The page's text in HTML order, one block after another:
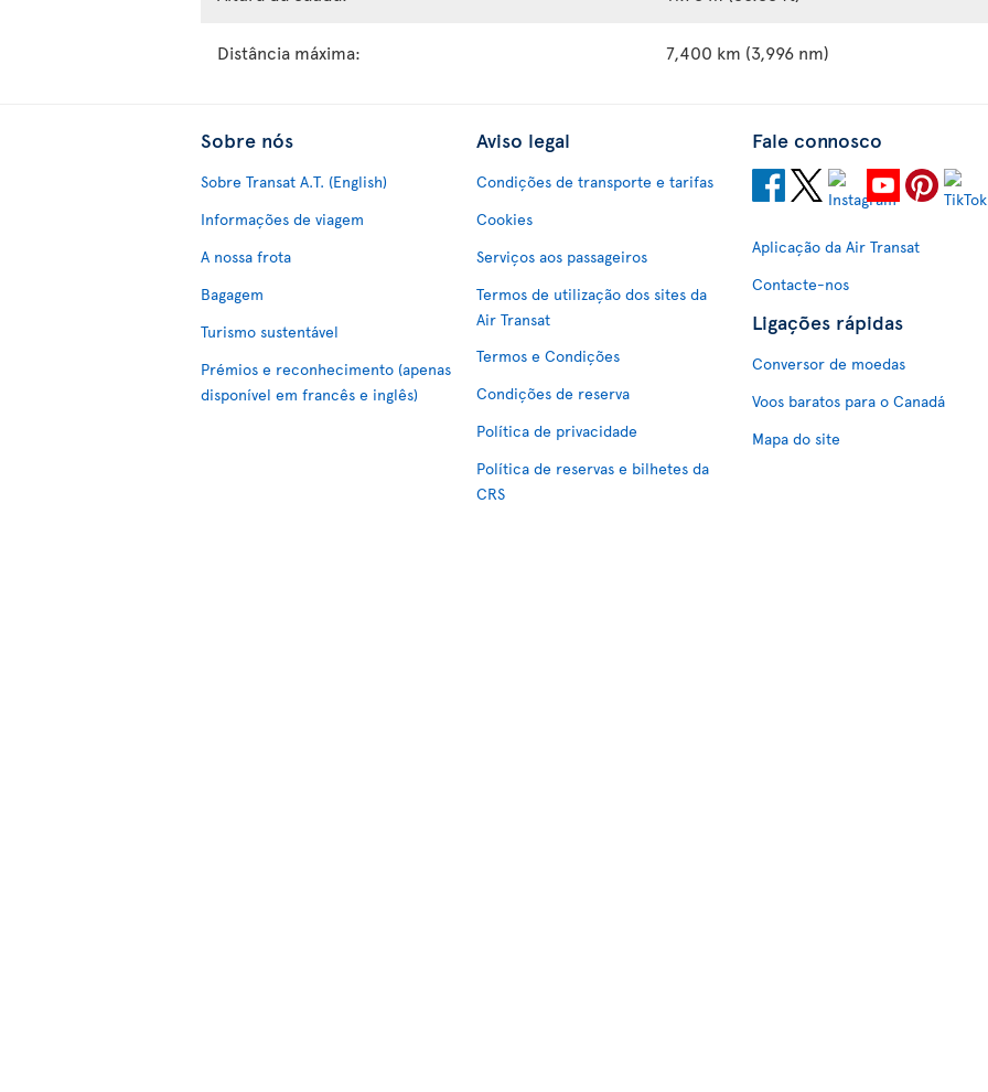
Distância máxima: 7,400 km (3,996 nm)
Sobre nós
Sobre Transat A.T. (English)
Informações de viagem
A nossa frota
Bagagem
Turismo sustentável
Prémios e reconhecimento (apenas
disponível em francês e inglês)
Aviso legal
Condições de transporte e tarifas
Cookies
Serviços aos passageiros
Termos de utilização dos sites da
Air Transat
Termos e Condições
Condições de reserva
Política de privacidade
Política de reservas e bilhetes da
CRS
Fale connosco
Aplicação da Air Transat
Contacte-nos
Ligações rápidas
Conversor de moedas
Voos baratos para o Canadá
Mapa do site